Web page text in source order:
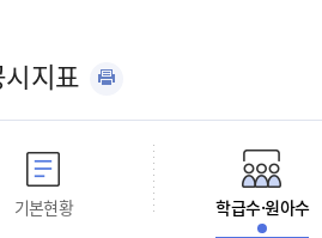
지표
기본현황 학급수·원아수